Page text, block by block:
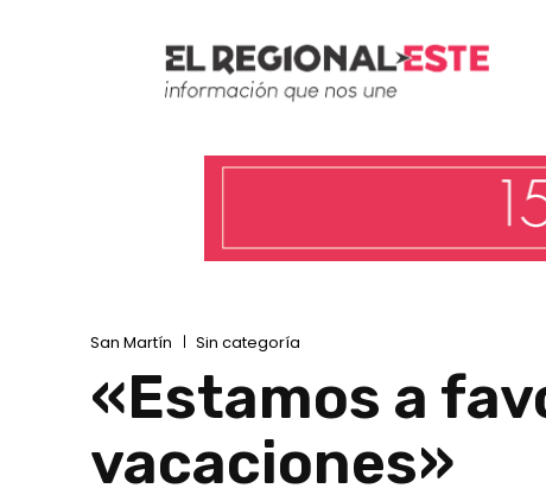
San Martín Sin categoría
«Estamos a
vacaciones»